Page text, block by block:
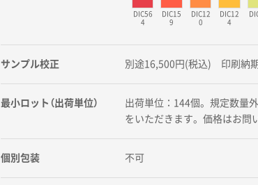
DIC56
4
DIC15
9
DIC12
0
DIC12
4
サンプル校正 別途16,500円(税込) 印刷納
最小ロット（出荷単位）
出荷単位：144個。規定数量
をいただきます。価格はお問
個別包装 不可